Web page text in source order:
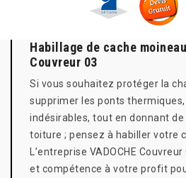
Habillage de cache
Couvreur 03
Si vous souhaitez protéger la
supprimer les ponts
indésirables, tout en donnant de
toiture ; pensez à habiller votre
L’entreprise VADOCHE
et compétence à votre profit